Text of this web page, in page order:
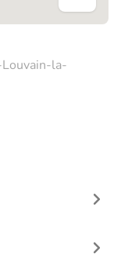
la-